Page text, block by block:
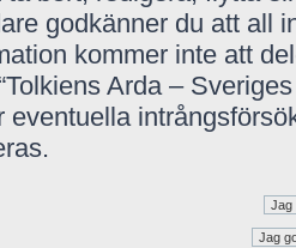
godkänner du att all
kommer inte att
Arda –
eventuella